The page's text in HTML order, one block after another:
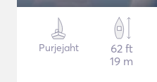
Purjejaht
62 ft
19 m